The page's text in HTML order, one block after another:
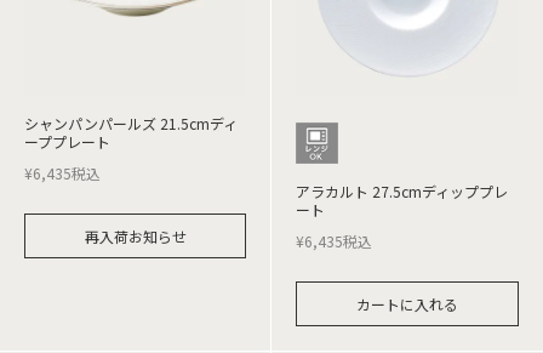
シャンパンパールズ 21.5cmディ
ーププレート
¥6,435税込
再入荷お知らせ
アラカルト 27.5cmディッププレ
ート
¥6,435税込
カートに入れる